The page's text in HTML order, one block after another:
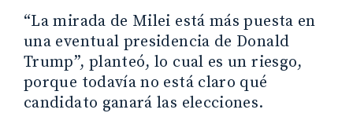
“La mirada de Milei está más puesta en
una eventual presidencia de Donald
Trump”, planteó, lo cual es un riesgo,
porque todavía no está claro qué
candidato ganará las elecciones.